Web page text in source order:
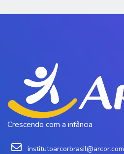
Crescendo com a infância
institutoarcorbrasil@arcor.com